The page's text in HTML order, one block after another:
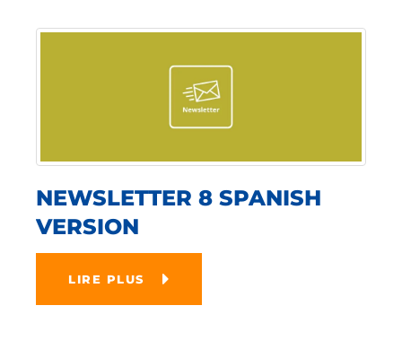
NEWSLETTER 8 SPANISH
VERSION
LIRE PLUS